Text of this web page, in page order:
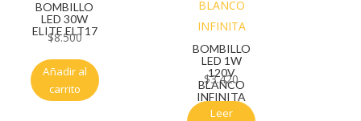
BOMBILLO
LED 30W
ELITE ELT17
$8.500
Añadir al
carrito
BOMBILLO
LED 1W
120V
BLANCO
INFINITA
$3.420
Leer